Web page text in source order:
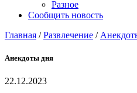
Разное
Сообщить новость
Главная /Развлечение /
Анекдоты дня
22.12.2023